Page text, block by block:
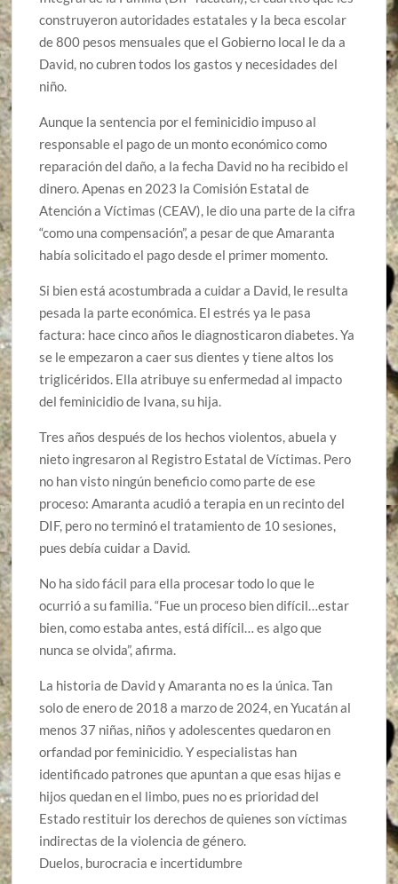
construyeron autoridades estatales y la beca escolar
de 800 pesos mensuales que el Gobierno local le da a
David, no cubren todos los gastos y necesidades del
niño.
Aunque la sentencia por el feminicidio impuso al
responsable el pago de un monto económico como
reparación del daño, a la fecha David no ha recibido el
dinero. Apenas en 2023 la Comisión Estatal de
Atención a Víctimas (CEAV), le dio una parte de la cifra
“como una compensación”, a pesar de que Amaranta
había solicitado el pago desde el primer momento.
Si bien está acostumbrada a cuidar a David, le resulta
pesada la parte económica. El estrés ya le pasa
factura: hace cinco años le diagnosticaron diabetes. Ya
se le empezaron a caer sus dientes y tiene altos los
triglicéridos. Ella atribuye su enfermedad al impacto
del feminicidio de Ivana, su hija.
Tres años después de los hechos violentos, abuela y
nieto ingresaron al Registro Estatal de Víctimas. Pero
no han visto ningún beneficio como parte de ese
proceso: Amaranta acudió a terapia en un recinto del
DIF, pero no terminó el tratamiento de 10 sesiones,
pues debía cuidar a David.
No ha sido fácil para ella procesar todo lo que le
ocurrió a su familia. “Fue un proceso bien difícil…estar
bien, como estaba antes, está difícil… es algo que
nunca se olvida”, afirma.
La historia de David y Amaranta no es la única. Tan
solo de enero de 2018 a marzo de 2024, en Yucatán al
menos 37 niñas, niños y adolescentes quedaron en
orfandad por feminicidio. Y especialistas han
identificado patrones que apuntan a que esas hijas e
hijos quedan en el limbo, pues no es prioridad del
Estado restituir los derechos de quienes son víctimas
indirectas de la violencia de género.
Duelos, burocracia e incertidumbre